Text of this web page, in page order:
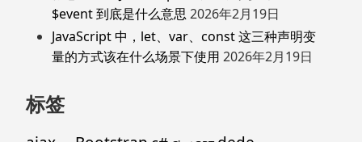
$event 到底是什么意思 2026年2月19日
JavaScript 中，let、var、const 这三种声明变
量的方式该在什么场景下使用 2026年2月19日
标签